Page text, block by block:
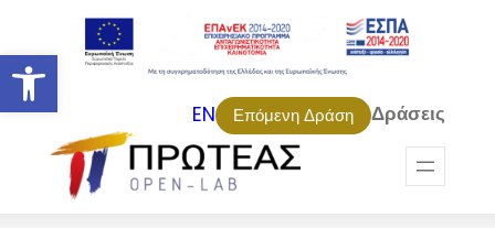
Ανοίξτε τη γραμμή εργαλείων
EN Επόμενη Δράση Δράσεις